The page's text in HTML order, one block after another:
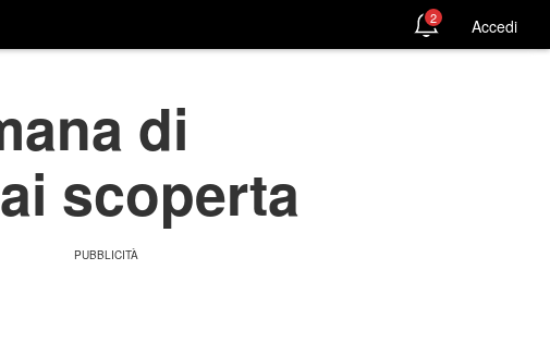
2 Accedi
di
scoperta